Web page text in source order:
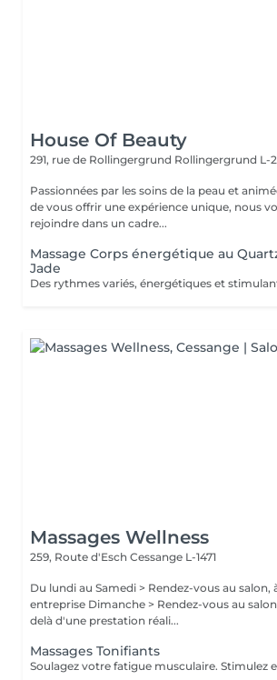
House Of Beauty
291, rue de Rollingergrund Rollingergrund L-
Passionnées par les soins de la peau et
de vous offrir une expérience unique, nous
rejoindre dans un cadre...
Massage Corps énergétique au
Jade
Massages Wellness
259, Route d'Esch Cessange L-1471
Du lundi au Samedi > Rendez-vous au salon,
entreprise Dimanche > Rendez-vous au salon et à domicile Au
delà d'une prestation réali...
Massages Tonifiants